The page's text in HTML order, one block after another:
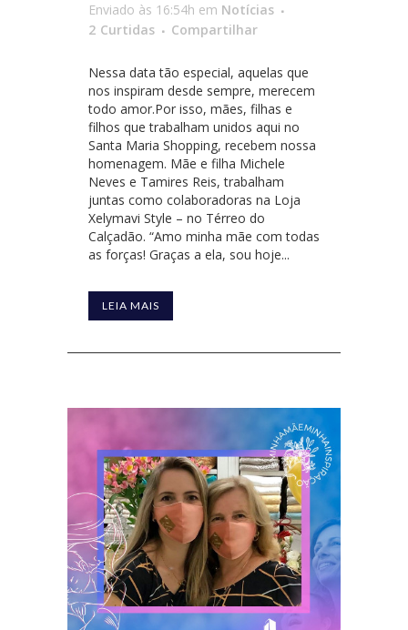
Enviado às 16:54h em Notícias
2 Curtidas Compartilhar
Nessa data tão especial, aquelas que
nos inspiram desde sempre, merecem
todo amor.Por isso, mães, filhas e
filhos que trabalham unidos aqui no
Santa Maria Shopping, recebem nossa
homenagem. Mãe e filha Michele
Neves e Tamires Reis, trabalham
juntas como colaboradoras na Loja
Xelymavi Style – no Térreo do
Calçadão. “Amo minha mãe com todas
as forças! Graças a ela, sou hoje...
LEIA MAIS